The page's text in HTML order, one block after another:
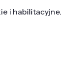
i habilitacyjne.